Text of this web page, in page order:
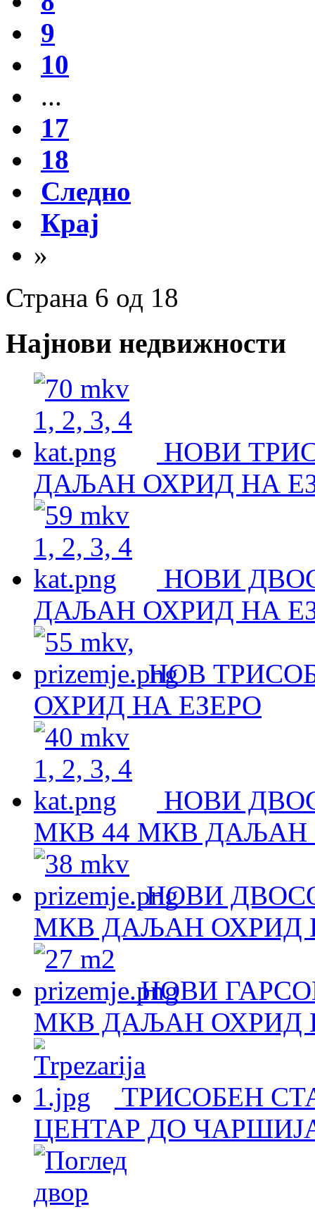
9
10
...
17
18
Следно
Крај
»
Страна 6 од 18
Најнови недвижности
НОВИ
ДАЉАН ОХРИД НА
НОВИ
ДАЉАН ОХРИД НА
НОВ
ОХРИД НА ЕЗЕРО
НОВИ
МКВ 44 МКВ ДАЉАН
НОВИ
МКВ ДАЉАН ОХРИД
НОВИ
МКВ ДАЉАН ОХРИД
ТРИСОБЕН
ЦЕНТАР ДО